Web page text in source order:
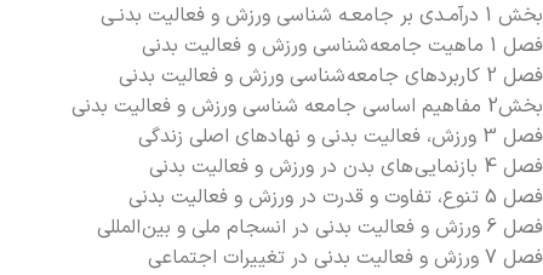
بخش 1 درآمـدی بر جامعـه شناسی ورزش و فعالیت بدنـی
فصل 1 ماهیت جامعه شناسی ورزش و فعالیت بدنی
فصل 2 کاربردهای جامعه شناسی ورزش و فعالیت بدنی
بخش2 مفاهیم اساسی جامعه شناسی ورزش و فعالیت بدنی
فصل 3 ورزش، فعالیت بدنی و نهادهای اصلی زندگی
فصل 4 بازنمایی های بدن در ورزش و فعالیت بدنی
فصل 5 تنوع، تفاوت و قدرت در ورزش و فعالیت بدنی
فصل 6 ورزش و فعالیت بدنی در انسجام ملی و بین المللی
فصل 7 ورزش و فعالیت بدنی در تغییرات اجتماعی